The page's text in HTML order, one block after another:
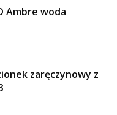
Ambre woda
zaręczynowy z